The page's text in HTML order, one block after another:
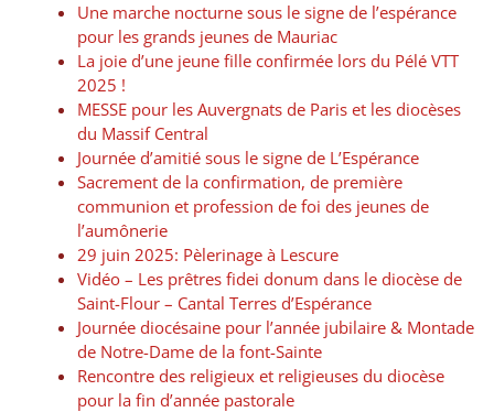
Une marche nocturne sous le signe de l’espérance
pour les grands jeunes de Mauriac
La joie d’une jeune fille confirmée lors du Pélé VTT
2025 !
MESSE pour les Auvergnats de Paris et les diocèses
du Massif Central
Journée d’amitié sous le signe de L’Espérance
Sacrement de la confirmation, de première
communion et profession de foi des jeunes de
l’aumônerie
29 juin 2025: Pèlerinage à Lescure
Vidéo – Les prêtres fidei donum dans le diocèse de
Saint-Flour – Cantal Terres d’Espérance
Journée diocésaine pour l’année jubilaire & Montade
de Notre-Dame de la font-Sainte
Rencontre des religieux et religieuses du diocèse
pour la fin d’année pastorale